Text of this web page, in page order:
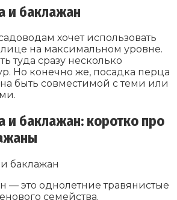
и баклажан
хочет использовать
на максимальном уровне.
туда сразу несколько
Но конечно же, посадка перца
быть совместимой с теми или
и баклажан: коротко про
— это однолетние травянистые
семейства.